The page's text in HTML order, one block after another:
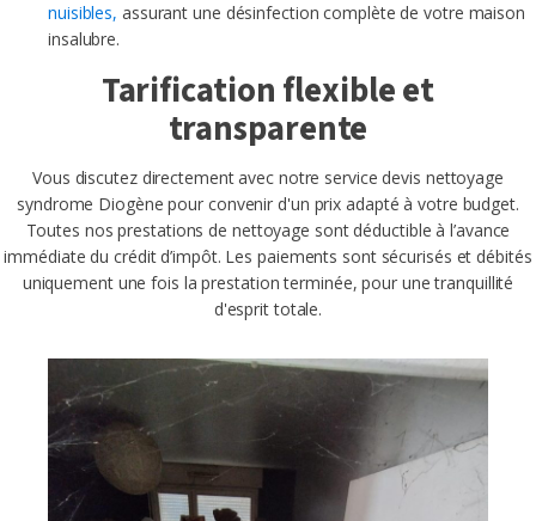
nuisibles, assurant une désinfection complète de votre maison
insalubre.
Tarification flexible et
transparente
Vous discutez directement avec notre service devis nettoyage
syndrome Diogène pour convenir d'un prix adapté à votre budget.
Toutes nos prestations de nettoyage sont déductible à l’avance
immédiate du crédit d’impôt. Les paiements sont sécurisés et débités
uniquement une fois la prestation terminée, pour une tranquillité
d'esprit totale.